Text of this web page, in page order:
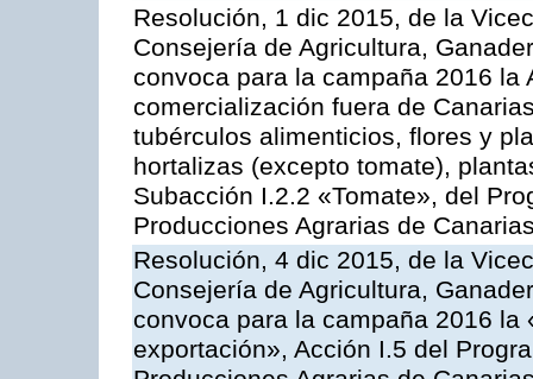
Resolución, 1 dic 2015, de la
Consejería de Agricultura,
convoca para la campaña 2016 la
comercialización fuera de
tubérculos alimenticios, flores y
hortalizas (excepto tomate),
Subacción I.2.2 «Tomate», del
Producciones Agrarias de
Resolución, 4 dic 2015, de la
Consejería de Agricultura,
convoca para la campaña 2016
exportación», Acción I.5 del